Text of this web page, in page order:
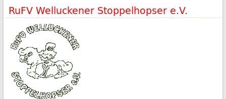
RuFV Welluckener Stoppelhopser e.V.